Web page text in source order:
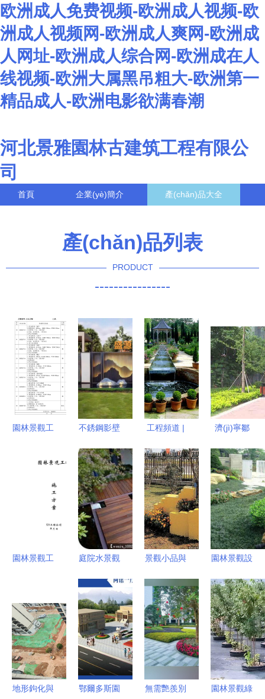
欧洲成人免费视频-欧洲成人视频-欧
洲成人视频网-欧洲成人爽网-欧洲成
人网址-欧洲成人综合网-欧洲成在人
线视频-欧洲大属黑吊粗大-欧洲第一
精品成人-欧洲电影欲满春潮
河北景雅園林古建筑工程有限公
司
首頁 企業(yè)簡介 產(chǎn)品大全
產(chǎn)品列表
PRODUCT
----------------
園林景觀工
(bào)價(jià)
及注意事項
(xiàng)分析
不銹鋼影壁
(shù)蛻變
室外假山款
定制方案
工程頻道 |
假山之妙
匠心與自然
的對話
濟(jì)寧鄒
建設(shè)
重點(diǎn)
發(fā)力，
噴泉設
(shè)計(jì)
巧融綠意，
然升級
園林景觀工
到落地的全
流程指南
庭院水景觀
(jì) 從圖片
瀏覽到施工
圖紙的全流
程解析
景觀小品與
園林設
(shè)計(jì)
中的藝術
(shù)節(jié)
點(diǎn)與
實(shí)用指
園林景觀設
綠化工程
別墅造景
修剪養
(yǎng)護
(hù)
地形鉤化與
鄂爾多斯園
無需艷羨別
園林景觀綠